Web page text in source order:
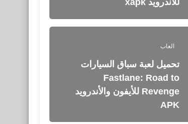
العاب
تحميل لعبة سباق السيارات
Fastlane: Road to
Revenge‏ للأيفون والأندرويد
APK